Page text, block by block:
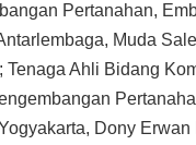
Pertanahan,
Muda
Tenaga Ahli Bidang
Dony